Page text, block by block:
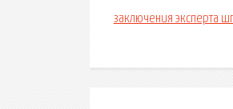
заключения эксперта